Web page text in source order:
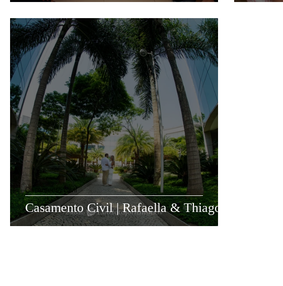
Casamento Civil | Rafaella & Thiago
Casamento Civil